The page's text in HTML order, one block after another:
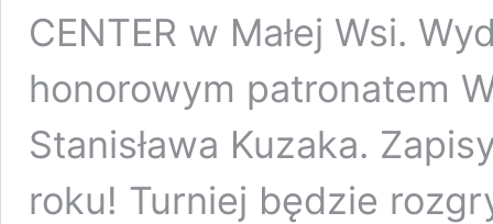
CENTER w Małej Wsi.
honorowym patronatem
Stanisława Kuzaka.
roku! Turniej będzie